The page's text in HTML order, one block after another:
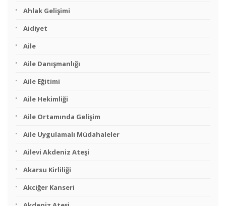
Ahlak Gelişimi
Aidiyet
Aile
Aile Danışmanlığı
Aile Eğitimi
Aile Hekimliği
Aile Ortamında Gelişim
Aile Uygulamalı Müdahaleler
Ailevi Akdeniz Ateşi
Akarsu Kirliliği
Akciğer Kanseri